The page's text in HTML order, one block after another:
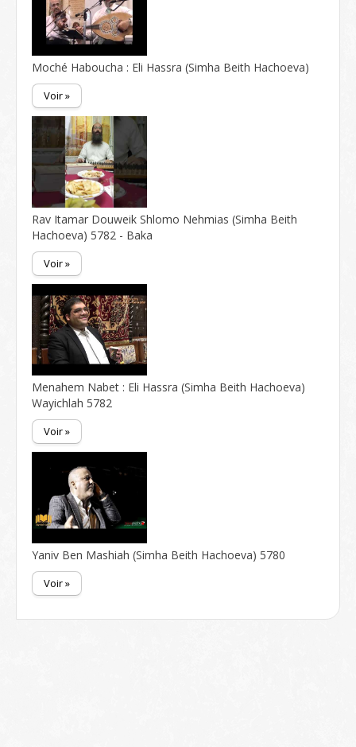
Moché Haboucha : Eli Hassra (Simha Beith Hachoeva)
Voir »
Rav Itamar Douweik Shlomo Nehmias (Simha Beith
Hachoeva) 5782 - Baka
Voir »
Menahem Nabet : Eli Hassra (Simha Beith Hachoeva)
Wayichlah 5782
Voir »
Yaniv Ben Mashiah (Simha Beith Hachoeva) 5780
Voir »